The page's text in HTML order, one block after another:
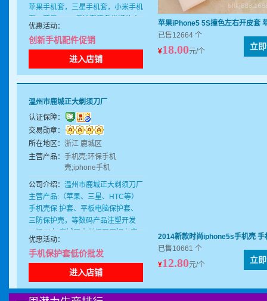
苹果手机套，三星手机套，小米手机
套，苹果IPAD 保护套等各类通信产
品保护壳，数据线，移动电源等
优惠活动：
创新手机配件促销
进入店铺
苹果iPhone5 5S撞色左右开皮套
已售12664 个
¥18.00元/个 立
温州市鹿城正大剃须刀厂
认证保障：
交易勋章：
所在地区： 浙江 鹿城区
主营产品： 手机壳;环保手机
壳;iphone手机
壳;iphone5S手机壳;新款
手机壳;韩国手机壳;手机
壳水钻;手机壳镶钻;手机
保护壳;苹果手机壳;4S手
机壳;手机壳保护套;苹果
5S手机壳;三星手机壳;三
壳;透明水钻手机壳;手机
壳批发;糖衣手机壳;金属
马手机壳
公司介绍： 温州市鹿城正大剃须刀厂
主营产品:（苹果、三星、HTC等）
手机壳保 护套、平板电脑保护套、
三防保护壳，等数码产品注塑开发
。温州市 鹿城正大剃须刀厂拥有完
整、科学的质量管理体系。温州市鹿
城正大 剃须刀厂的诚信、实力和产
品质量获得业界的认可。 公司自成
立伊始，秉承“努力创新、科学管
理、独到经营”的经营理 念，一直致
优惠活动：
手机保护套低价批发
进入店铺
2014新款时尚iphone5s手机壳
已售10661 个
¥12.80元/个 立